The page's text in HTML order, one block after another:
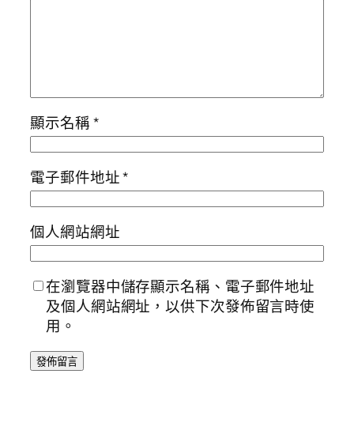
顯示名稱*
電子郵件地址*
個人網站網址
在瀏覽器中儲存顯示名稱、電子郵件地址
及個人網站網址，以供下次發佈留言時使
用。